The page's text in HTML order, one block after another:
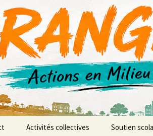
Activités collectives Soutien